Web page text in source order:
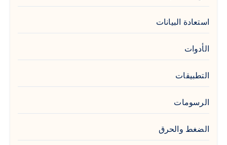
استعادة البيانات
الأدوات
التطبيقات
الرسومات
الضغط والحرق